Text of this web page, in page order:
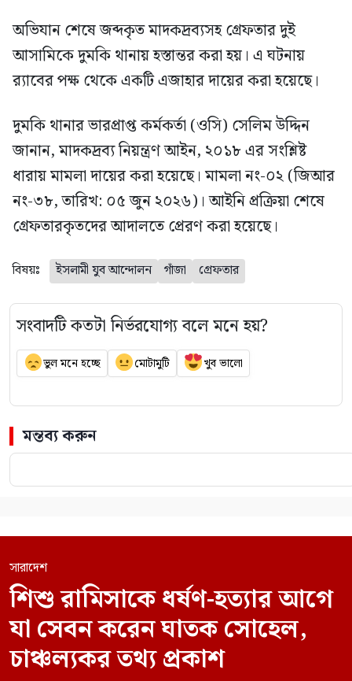
অভিযান শেষে জব্দকৃত মাদকদ্রব্যসহ গ্রেফতার দুই
আসামিকে দুমকি থানায় হস্তান্তর করা হয়। এ ঘটনায়
র‍্যাবের পক্ষ থেকে একটি এজাহার দায়ের করা হয়েছে।
দুমকি থানার ভারপ্রাপ্ত কর্মকর্তা (ওসি) সেলিম উদ্দিন
জানান, মাদকদ্রব্য নিয়ন্ত্রণ আইন, ২০১৮ এর সংশ্লিষ্ট
ধারায় মামলা দায়ের করা হয়েছে। মামলা নং-০২ (জিআর
নং-৩৮, তারিখ: ০৫ জুন ২০২৬)। আইনি প্রক্রিয়া শেষে
গ্রেফতারকৃতদের আদালতে প্রেরণ করা হয়েছে।
বিষয়ঃ ইসলামী যুব আন্দোলন গাঁজা গ্রেফতার
সংবাদটি কতটা নির্ভরযোগ্য বলে মনে হয়?
ভুল মনে হচ্ছে মোটামুটি খুব ভালো
মন্তব্য করুন
সারাদেশ
শিশু রামিসাকে ধর্ষণ-হত্যার আগে
যা সেবন করেন ঘাতক সোহেল,
চাঞ্চল্যকর তথ্য প্রকাশ